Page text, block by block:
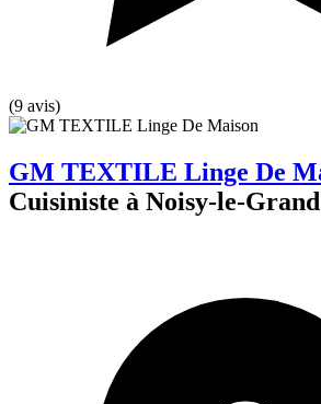
(9 avis)
GM TEXTILE Linge De
Cuisiniste à Noisy-le-Grand